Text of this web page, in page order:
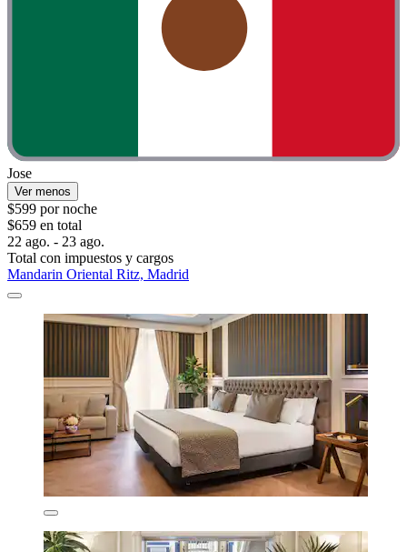
Jose
Ver menos
$599 por noche
$659 en total
22 ago. - 23 ago.
Total con impuestos y cargos
Mandarin Oriental Ritz, Madrid